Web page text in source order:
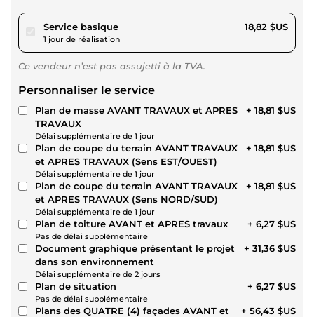
Service basiquepour 17,34 $US
1 jour de réalisation
18,82 $US
Ce vendeur n’est pas assujetti à la TVA.
Personnaliser le service
Plan de masse AVANT TRAVAUX et APRES
TRAVAUX
Délai supplémentaire de 1 jour
+ 18,81 $US
Plan de coupe du terrain AVANT TRAVAUX
et APRES TRAVAUX (Sens EST/OUEST)
Délai supplémentaire de 1 jour
+ 18,81 $US
Plan de coupe du terrain AVANT TRAVAUX
et APRES TRAVAUX (Sens NORD/SUD)
Délai supplémentaire de 1 jour
+ 18,81 $US
Plan de toiture AVANT et APRES travaux
Pas de délai supplémentaire
+ 6,27 $US
Document graphique présentant le projet
dans son environnement
Délai supplémentaire de 2 jours
+ 31,36 $US
Plan de situation
Pas de délai supplémentaire
+ 6,27 $US
Plans des QUATRE (4) façades AVANT et
+ 56,43 $US